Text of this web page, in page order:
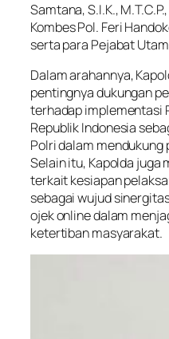
Samtana, S.I.K.,
Kombes Pol. Feri
serta para Pejabat
Dalam arahannya,
pentingnya dukungan
terhadap implementasi
Republik Indonesia
Polri dalam
Selain itu, Kapolda juga
terkait kesiapan
sebagai wujud
ojek online dalam
ketertiban masyarakat.